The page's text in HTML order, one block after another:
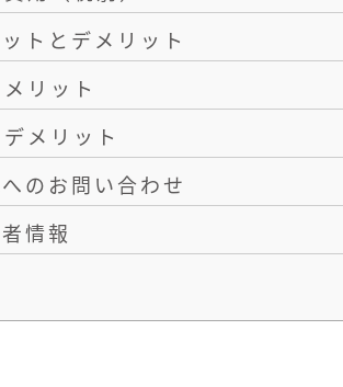
トとデメリット
メリット
デメリット
のお問い合わせ
情報